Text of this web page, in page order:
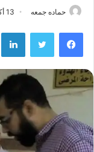
حماده جمعه 13 أكتوبر، 2017
فيسبوك تويتر